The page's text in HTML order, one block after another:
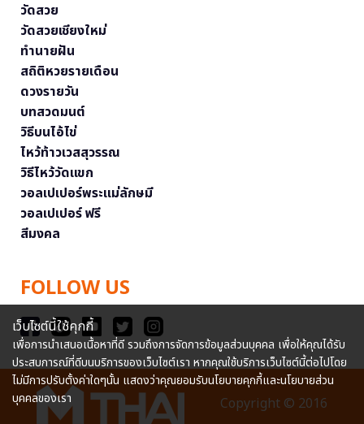
วัดสวย
วัดสวยเชียงใหม่
ทำนายฝัน
สถิติหวยรายเดือน
ดวงรายวัน
บทสวดมนต์
วิธีบนไอ้ไข่
ไหว้ท้าวเวสสุวรรณ
วิธีไหว้วัดแขก
วอลเปเปอร์พระแม่ลักษมี
วอลเปเปอร์ ฟรี
สีมงคล
FOLLOW US
Copyright © 2016
เว็บไซต์นี้ใช้คุกกี้
เพื่อการนำเสนอเนื้อหาที่ดี รวมถึงการจัดการข้อมูลส่วนบุคคล เพื่อให้คุณได้รับ
ประสบการณ์ที่ดีบนบริการของเว็บไซต์เรา หากคุณใช้บริการเว็บไซต์นี้ต่อไปโดย
ไม่มีการปรับตั้งค่าใดๆนั้น แสดงว่าคุณยอมรับนโยบายคุกกี้และนโยบายส่วน
บุคคลของเรา